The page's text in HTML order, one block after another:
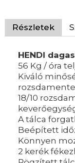
Részletek
HENDI
56 Kg / óra
Kiváló
18/10
A tálca
Beépített
Könnyen
2 kerék